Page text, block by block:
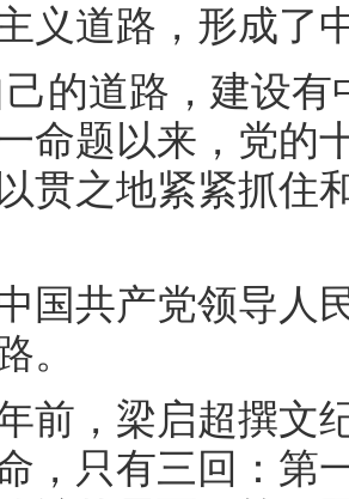
义道路，形成了
道路，建设有
命题以来，党的
贯之地紧紧抓住
共产党领导人民
。
，梁启超撰文纪
，只有三回：第